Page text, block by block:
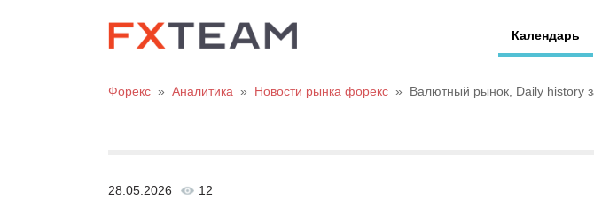
Календарь
Форекс » Аналитика » Новости рынка форекс » Валютный рынок, Daily history
28.05.2026 12